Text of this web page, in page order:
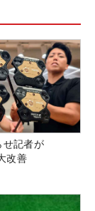
せ記者が
改善